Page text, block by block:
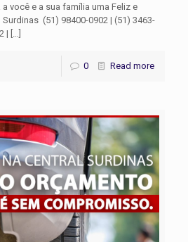
você e a sua família uma Feliz e
(51) 98400-0902 | (51) 3463-
|
0 Read more